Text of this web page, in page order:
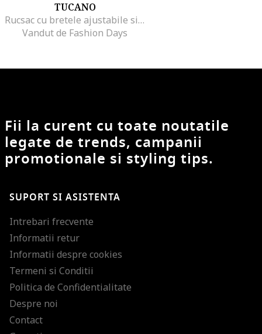
TUCANO
Rucsac cu bretele ajustabile si fermoar, Maro
Vandut de Fashion Days
Fii la curent cu toate noutatile
legate de trends, campanii
promotionale si styling tips.
SUPORT SI ASISTENTA
Intrebari frecvente
Informatii retur
Informatii despre cookies
Termeni si Conditii
Politica de Confidentialitate
Despre noi
Contact